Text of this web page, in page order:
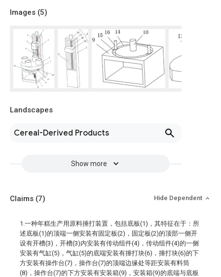
Images (5)
Landscapes
Cereal-Derived Products
Show more
Claims (7) Hide Dependent
1.一种年糕生产用原料捶打装置，包括底板(1)，其特征在于：所
述底板(1)的顶端一侧安装有固定板(2)，固定板(2)的顶部一侧开
设有开槽(3)，开槽(3)内安装有传动组件(4)，传动组件(4)的一侧
安装有气缸(5)，气缸(5)的底端安装有捶打块(6)，捶打块(6)的下
方安装有操作台(7)，操作台(7)的顶端边缘处等距安装有料筒
(8)，操作台(7)的下方安装有安装箱(9)，安装箱(9)的底端与底板